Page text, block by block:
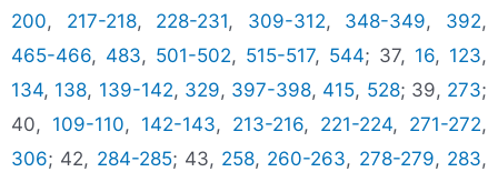
200, 217-218, 228-231, 309-312, 348-349, 392,
465-466, 483, 501-502, 515-517, 544; 37, 16, 123,
134, 138, 139-142, 329, 397-398, 415, 528; 39, 273;
40, 109-110, 142-143, 213-216, 221-224, 271-272,
306; 42, 284-285; 43, 258, 260-263, 278-279, 283,